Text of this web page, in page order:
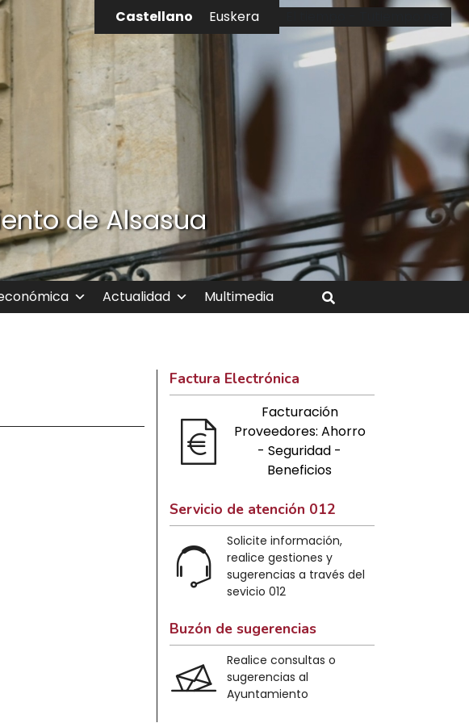
Castellano Euskera
de Alsasua
Actualidad
Multimedia
Buscar
Factura Electrónica
Facturación
Proveedores: Ahorro
- Seguridad -
Beneficios
Servicio de atención 012
Solicite información,
realice gestiones y
sugerencias a través del
sevicio 012
Buzón de sugerencias
Realice consultas o
sugerencias al
Ayuntamiento